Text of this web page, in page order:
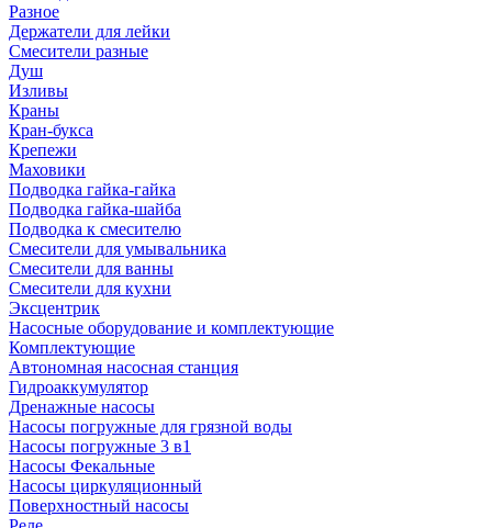
Разное
Держатели для лейки
Смесители разные
Душ
Изливы
Краны
Кран-букса
Крепежи
Маховики
Подводка гайка-гайка
Подводка гайка-шайба
Подводка к смесителю
Смесители для умывальника
Смесители для ванны
Смесители для кухни
Эксцентрик
Насосные оборудование и комплектующие
Комплектующие
Автономная насосная станция
Гидроаккумулятор
Дренажные насосы
Насосы погружные для грязной воды
Насосы погружные 3 в1
Насосы Фекальные
Насосы циркуляционный
Поверхностный насосы